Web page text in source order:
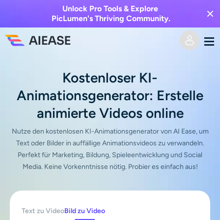
Unlock Pro Tools & Explore
PicLumen's Thriving Community.
KI-Video
KI-Bild
Auszeichnung
Kostenloser KI-
Animationsgenerator: Erstelle
animierte Videos online
Nutze den kostenlosen KI-Animationsgenerator von AI Ease, um
Text oder Bilder in auffällige Animationsvideos zu verwandeln.
Perfekt für Marketing, Bildung, Spieleentwicklung und Social
Media. Keine Vorkenntnisse nötig. Probier es einfach aus!
Text zu VideoBild zu Video